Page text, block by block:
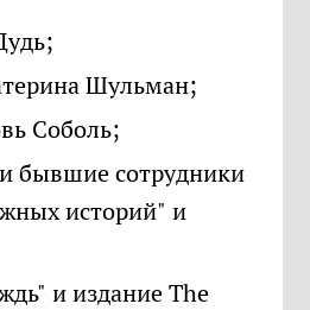
Шульман;
Соболь;
бывшие сотрудники
историй" и
и издание The